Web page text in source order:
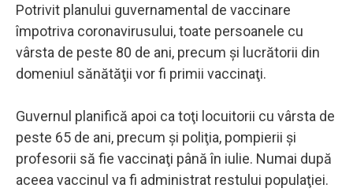
Potrivit planului guvernamental de vaccinare
împotriva coronavirusului, toate persoanele cu
vârsta de peste 80 de ani, precum şi lucrătorii din
domeniul sănătăţii vor fi primii vaccinaţi.
Guvernul planifică apoi ca toţi locuitorii cu vârsta de
peste 65 de ani, precum şi poliţia, pompierii şi
profesorii să fie vaccinaţi până în iulie. Numai după
aceea vaccinul va fi administrat restului populaţiei.